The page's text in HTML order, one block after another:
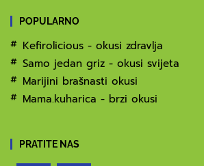
POPULARNO
Kefirolicious - okusi zdravlja
Samo jedan griz - okusi svijeta
Marijini brašnasti okusi
Mama.kuharica - brzi okusi
PRATITE NAS